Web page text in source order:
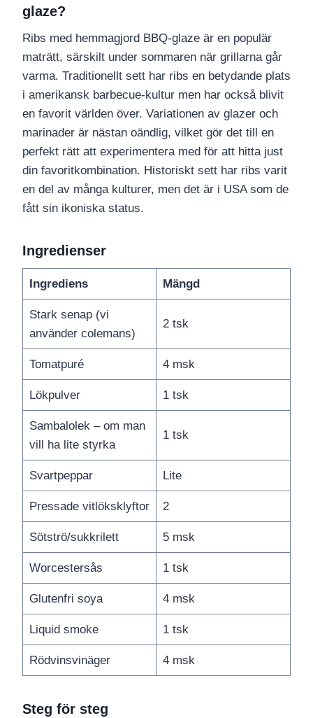
glaze?
Ribs med hemmagjord BBQ-glaze är en populär
maträtt, särskilt under sommaren när grillarna går
varma. Traditionellt sett har ribs en betydande plats
i amerikansk barbecue-kultur men har också blivit
en favorit världen över. Variationen av glazer och
marinader är nästan oändlig, vilket gör det till en
perfekt rätt att experimentera med för att hitta just
din favoritkombination. Historiskt sett har ribs varit
en del av många kulturer, men det är i USA som de
fått sin ikoniska status.
Ingredienser
Ingrediens Mängd
Stark senap (vi
använder colemans)
2 tsk
Tomatpuré 4 msk
Lökpulver 1 tsk
Sambalolek – om man
vill ha lite styrka
1 tsk
Svartpeppar Lite
Pressade vitlöksklyftor 2
Sötströ/sukkrilett 5 msk
Worcestersås 1 tsk
Glutenfri soya 4 msk
Liquid smoke 1 tsk
Rödvinsvinäger 4 msk
Steg för steg